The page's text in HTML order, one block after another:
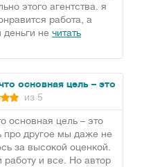
этого агентства. я
работа, а
деньги не читать
основная цель – это
из 5
основная цель – это
про другое мы даже не
за высокой оценкой.
работу и все. Но автор